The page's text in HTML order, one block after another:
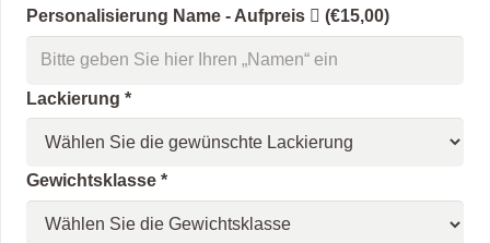
Personalisierung Name - Aufpreis (€15,00)
Lackierung *
Gewichtsklasse *